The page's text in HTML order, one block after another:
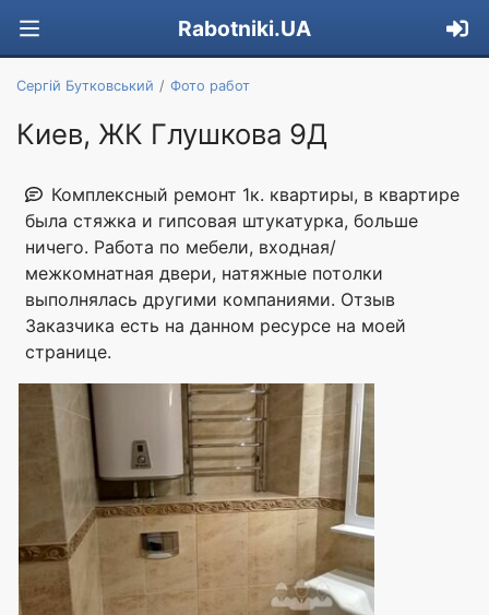
Rabotniki.UA
Сергій Бутковський Фото работ
Киев, ЖК Глушкова 9Д
Комплексный ремонт 1к. квартиры, в квартире
была стяжка и гипсовая штукатурка, больше
ничего. Работа по мебели, входная/
межкомнатная двери, натяжные потолки
выполнялась другими компаниями. Отзыв
Заказчика есть на данном ресурсе на моей
странице.